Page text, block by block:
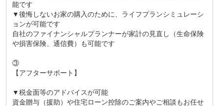
能です
▼後悔しないお家の購入のために、ライフプランシミュレーシ
ョンが可能です
自社のファイナンシャルプランナーが家計の見直し（生命保険
や損害保険、通信費）も可能です
③
【アフターサポート】
▼税金面等のアドバイスが可能
資金贈与（援助）や住宅ローン控除のご案内やご相談もお任せ